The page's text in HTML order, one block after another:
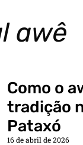
awê
Como o
tradição
Pataxó
16 de abril de 2026